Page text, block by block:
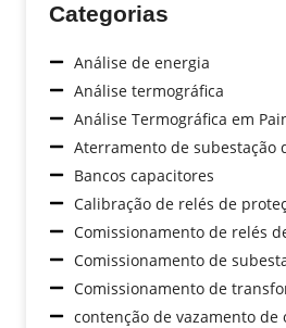
Categorias
Análise de energia
Análise termográfica
Análise Termográfica em
Aterramento de subestação
Bancos capacitores
Calibração de relés de
Comissionamento de relés
Comissionamento de
Comissionamento de
contenção de vazamento de